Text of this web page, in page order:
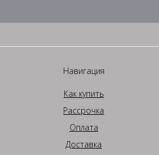
Навигация
Как купить
Рассрочка
Оплата
Доставка